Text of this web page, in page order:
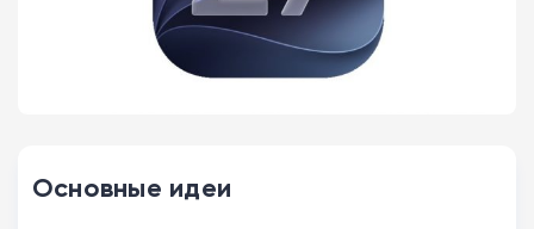
Основные идеи